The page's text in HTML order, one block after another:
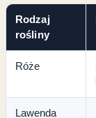
Rodzaj
rośliny
Róże
Lawenda